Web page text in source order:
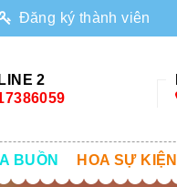
Đăng ký thành viên
2
BUỒN HOA SỰ KIỆN